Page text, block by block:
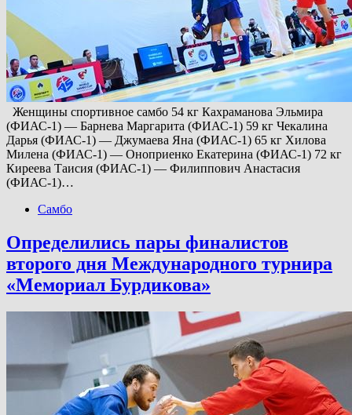
Женщины спортивное самбо 54 кг Кахраманова Эльмира
(ФИАС-1) — Барнева Маргарита (ФИАС-1) 59 кг Чекалина
Дарья (ФИАС-1) — Джумаева Яна (ФИАС-1) 65 кг Хилова
Милена (ФИАС-1) — Оноприенко Екатерина (ФИАС-1) 72 кг
Киреева Таисия (ФИАС-1) — Филиппович Анастасия
(ФИАС-1)…
Самбо
Определились пары финалистов
второго дня Международного турнира
«Мемориал Бурдикова»